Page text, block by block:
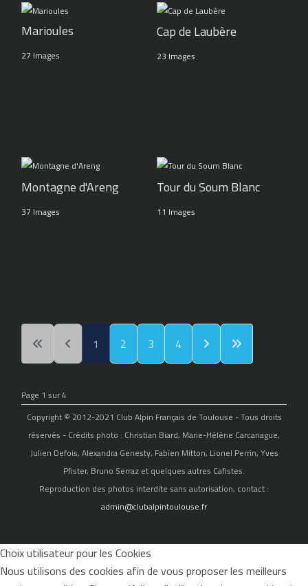
Marioules
27 Images
Cap de Laubère
23 Images
Montagne d'Areng
37 Images
Tour du Soum Blanc
11 Images
1 2 3 4
Page 1 sur 4
Copyright © 2012-2021 Club Alpin Français de Toulouse - Tous droits
réservés - Crédits photo : Christian Biard, Marie-Hélène Carcanague,
Julien Defois, Alexandra Genesty, Fabien Mitton, Lionel Perrin, Yves
Pfister, Bruno Serraz et quelques autres Cafistes.
Reproduction des photos interdite sans autorisation, contact :
admin@clubalpintoulouse.fr
Choix utilisateur pour les Cookies
Nous utilisons des cookies afin de vous proposer les meilleurs